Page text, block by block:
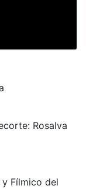
Rosalva
Fílmico del